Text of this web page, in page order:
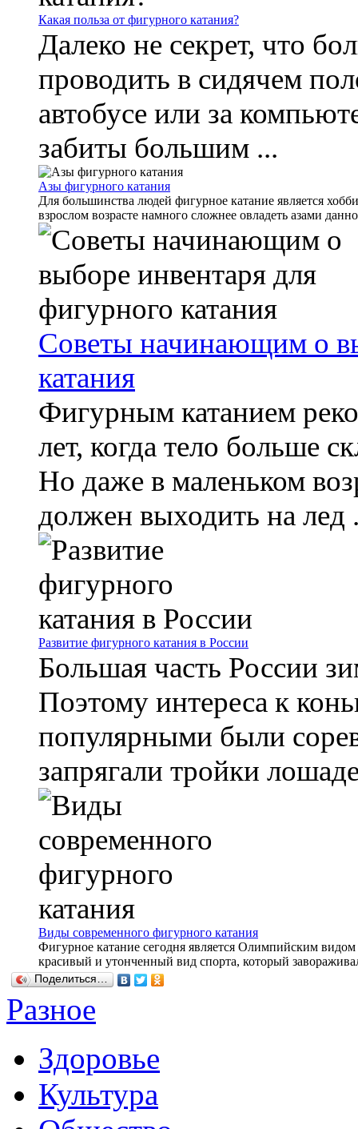
Какая польза от фигурного катания?
Далеко не секрет, что
проводить в сидячем
автобусе или за
забиты большим ...
Азы фигурного катания
Для большинства людей фигурное катание является
взрослом возрасте намного сложнее овладеть азами
Советы начинающим о
катания
Фигурным катанием
лет, когда тело больше
Но даже в маленьком
должен выходить на лед
Развитие фигурного катания в России
Большая часть России
Поэтому интереса к
популярными были
запрягали тройки
Виды современного фигурного катания
Фигурное катание сегодня является Олимпийским
красивый и утонченный вид спорта, который
Поделиться…
Разное
Здоровье
Культура